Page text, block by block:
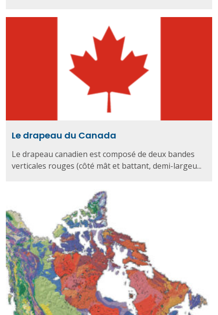
Le drapeau du Canada
Le drapeau canadien est composé de deux bandes
verticales rouges (côté mât et battant, demi-largeu...